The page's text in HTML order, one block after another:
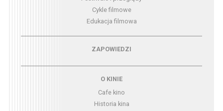
Cykle filmowe
Edukacja filmowa
Menu - zapowiedziZAPOWIEDZI
O KINIE
Cafe kino
Historia kina